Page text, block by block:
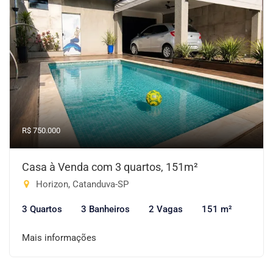
R$ 750.000
Casa à Venda com 3 quartos, 151m²
Horizon, Catanduva-SP
3 Quartos 3 Banheiros 2 Vagas 151 m²
Mais informações